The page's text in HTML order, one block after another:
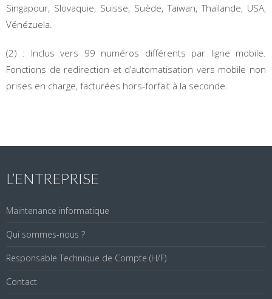
Singapour, Slovaquie, Suisse, Suède, Taïwan, Thaïlande, USA,
Vénézuela.
(2) : Inclus vers 99 numéros différents par ligne mobile.
Fonctions de redirection et d’automatisation vers mobile non
prises en charge, facturées hors-forfait à la seconde.
L’ENTREPRISE
Maintenance informatique
Qui sommes-nous ?
Responsable Technique de Compte (H/F)
Contact